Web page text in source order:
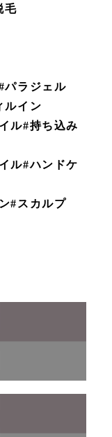
毛
パラジェル
ルイン
ル#持ち込み
ル#ハンドケ
#スカルプ